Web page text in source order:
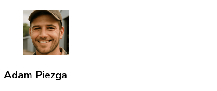
Adam Piezga